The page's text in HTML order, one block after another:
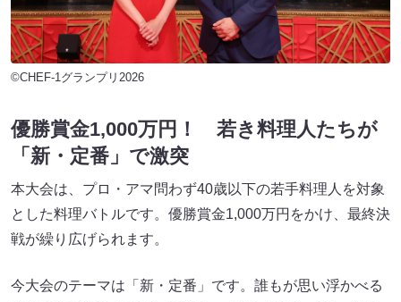
©CHEF-1グランプリ2026
優勝賞金1,000万円！ 若き料理人たちが
「新・定番」で激突
本大会は、プロ・アマ問わず40歳以下の若手料理人を対象
とした料理バトルです。優勝賞金1,000万円をかけ、最終決
戦が繰り広げられます。
今大会のテーマは「新・定番」です。誰もが思い浮かべる